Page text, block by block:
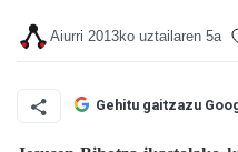
Aiurri 2013ko uztailaren 5a
Gehitu gaitzazu